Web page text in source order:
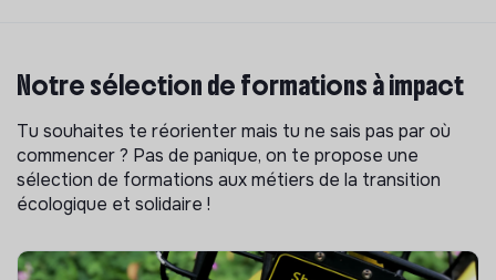
Notre sélection de formations à impact
Tu souhaites te réorienter mais tu ne sais pas par où
commencer ? Pas de panique, on te propose une
sélection de formations aux métiers de la transition
écologique et solidaire !